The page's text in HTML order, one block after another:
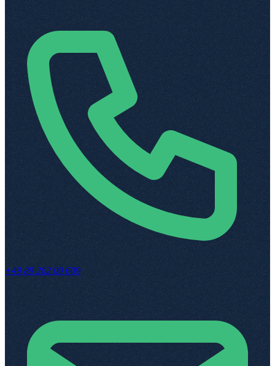
+49 89 262 00 609